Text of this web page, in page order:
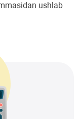
ushlab